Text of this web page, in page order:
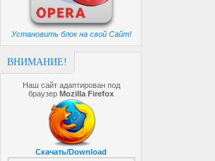
Установить блок на свой Сайт!
ВНИМАНИЕ!
Наш сайт адаптирован под
браузерMozilla Firefox
Скачать/Download